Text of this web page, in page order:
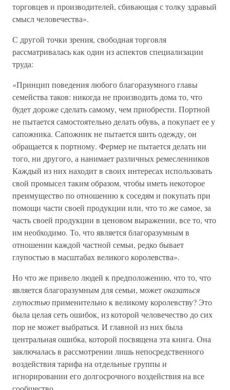
торговцев и производителей, сбивающая с толку здравый
смысл человечества».
С другой точки зрения, свободная торговля
рассматривалась как один из аспектов специализации
труда:
«Принцип поведения любого благоразумного главы
семейства таков: никогда не производить дома то, что
будет дороже сделать самому, чем приобрести. Портной
не пытается самостоятельно делать обувь, а покупает ее у
сапожника. Сапожник не пытается шить одежду, он
обращается к портному. Фермер не пытается делать ни
того, ни другого, а нанимает различных ремесленников
Каждый из них находит в своих интересах использовать
свой промысел таким образом, чтобы иметь некоторое
преимущество по отношению к соседям и покупать при
помощи части своей продукции или, что то же самое, за
часть своей продукции в ценовом выражении, все то, что
им необходимо. То, что является благоразумным в
отношении каждой частной семьи, редко бывает
глупостью в масштабах великого королевства».
Но что же привело людей к предположению, что то, что
является благоразумным для семьи, можетоказаться
глупостьюприменительно к великому королевству? Это
была целая сеть ошибок, из которой человечество до сих
пор не может выбраться. И главной из них была
центральная ошибка, которой посвящена эта книга. Она
заключалась в рассмотрении лишь непосредственного
воздействия тарифа на отдельные группы и
игнорировании его долгосрочного воздействия на все